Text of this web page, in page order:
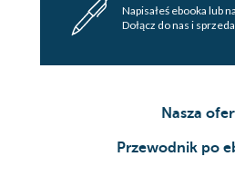
Napisałeś ebooka lub
Dołącz do nas i
Nasza
Przewodnik po